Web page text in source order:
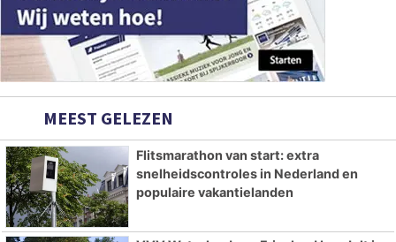
MEEST GELEZEN
Flitsmarathon van start: extra
snelheidscontroles in Nederland en
populaire vakantielanden